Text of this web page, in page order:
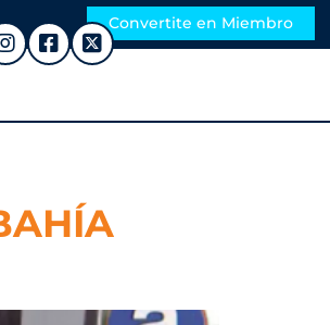
Convertite en Miembro